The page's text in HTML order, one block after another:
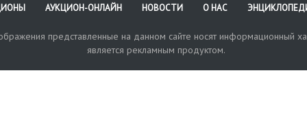
АУКЦИОН-ОНЛАЙН НОВОСТИ О НАС
представленные на данном сайте носят информационный
является рекламным продуктом.